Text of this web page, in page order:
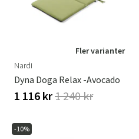
Fler varianter
Nardi
Dyna Doga Relax -Avocado
1 116 kr1 240 kr
-10%